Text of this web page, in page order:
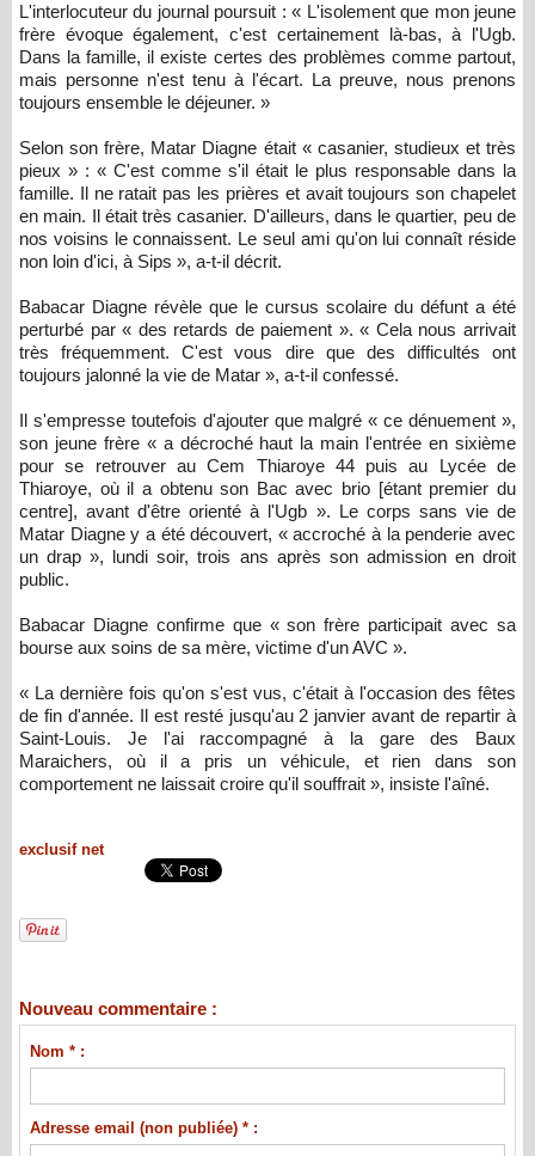
L'interlocuteur du journal poursuit : « L'isolement que mon jeune
frère évoque également, c'est certainement là-bas, à l'Ugb.
Dans la famille, il existe certes des problèmes comme partout,
mais personne n'est tenu à l'écart. La preuve, nous prenons
toujours ensemble le déjeuner. »
Selon son frère, Matar Diagne était « casanier, studieux et très
pieux » : « C'est comme s'il était le plus responsable dans la
famille. Il ne ratait pas les prières et avait toujours son chapelet
en main. Il était très casanier. D'ailleurs, dans le quartier, peu de
nos voisins le connaissent. Le seul ami qu'on lui connaît réside
non loin d'ici, à Sips », a-t-il décrit.
Babacar Diagne révèle que le cursus scolaire du défunt a été
perturbé par « des retards de paiement ». « Cela nous arrivait
très fréquemment. C'est vous dire que des difficultés ont
toujours jalonné la vie de Matar », a-t-il confessé.
Il s'empresse toutefois d'ajouter que malgré « ce dénuement »,
son jeune frère « a décroché haut la main l'entrée en sixième
pour se retrouver au Cem Thiaroye 44 puis au Lycée de
Thiaroye, où il a obtenu son Bac avec brio [étant premier du
centre], avant d'être orienté à l'Ugb ». Le corps sans vie de
Matar Diagne y a été découvert, « accroché à la penderie avec
un drap », lundi soir, trois ans après son admission en droit
public.
Babacar Diagne confirme que « son frère participait avec sa
bourse aux soins de sa mère, victime d'un AVC ».
« La dernière fois qu'on s'est vus, c'était à l'occasion des fêtes
de fin d'année. Il est resté jusqu'au 2 janvier avant de repartir à
Saint-Louis. Je l'ai raccompagné à la gare des Baux
Maraichers, où il a pris un véhicule, et rien dans son
comportement ne laissait croire qu'il souffrait », insiste l'aîné.
exclusif net
Nouveau commentaire :
Nom * :
Adresse email (non publiée) * :